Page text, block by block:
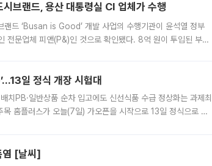
랜드, 용산 대통령실 CI 업체가 수행
랜드 ‘Busan is Good’ 개발 사업의 수행기관이 윤석열 정부
전문업체 피앤(P&)인 것으로 확인됐다. 8억 원이 투입된 부산
일 정식 개장 시험대
PB·일반상품 순차 입고에도 신선식품 수급 정상화는 과제최
홈플러스가 오늘(7일) 가오픈을 시작으로 13일 정식으로 재
염 [날씨]